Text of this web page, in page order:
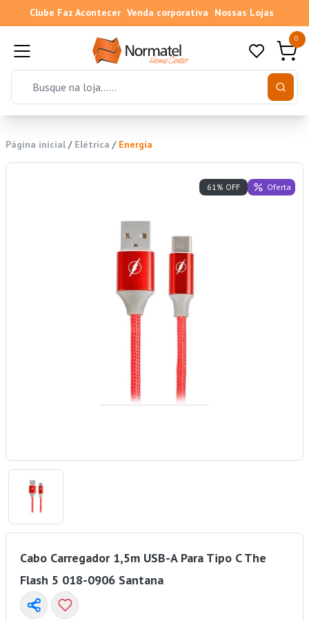
Clube Faz Acontecer Venda corporativa Nossas Lojas
0
Página inicial / Elétrica / Energia
61% OFF Oferta
Cabo Carregador 1,5m USB-A Para Tipo C The
Flash 5 018-0906 Santana